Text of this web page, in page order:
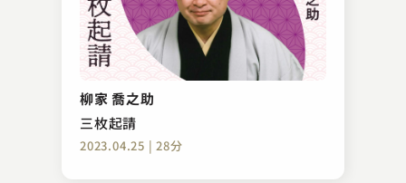
柳家 喬之助
三枚起請
2023.04.25 | 28分
古今亭 菊之丞
棒鱈
2023.08.03 | 13分